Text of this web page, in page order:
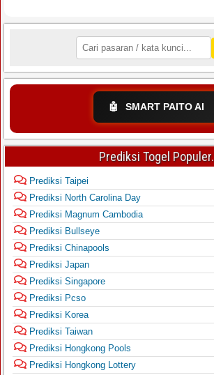
🤖 SMART PAITO AI
Prediksi Togel Populer.
Prediksi Taipei
Prediksi North Carolina Day
Prediksi Magnum Cambodia
Prediksi Bullseye
Prediksi Chinapools
Prediksi Japan
Prediksi Singapore
Prediksi Pcso
Prediksi Korea
Prediksi Taiwan
Prediksi Hongkong Pools
Prediksi Hongkong Lottery